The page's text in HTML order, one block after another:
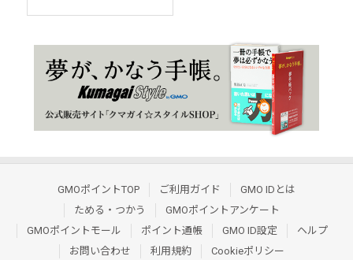
GMOポイントTOP ご利用ガイド
GMO IDとは
ためる・つかう
GMOポイントアンケート
GMOポイントモール
ポイント通帳 GMO ID設定
ヘルプ
お問い合わせ
利用規約
Cookieポリシー